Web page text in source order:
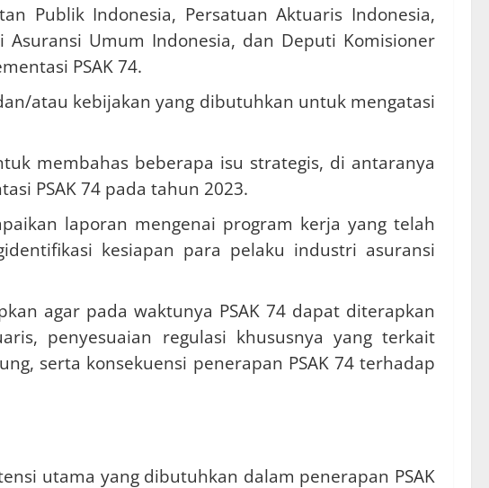
Publik Indonesia, Persatuan Aktuaris Indonesia,
Asuransi Umum Indonesia, dan Deputi Komisioner
PSAK 74.
atau kebijakan yang dibutuhkan untuk mengatasi
membahas beberapa isu strategis, di antaranya
PSAK 74 pada tahun 2023.
laporan mengenai program kerja yang telah
kesiapan para pelaku industri asuransi
agar pada waktunya PSAK 74 dapat diterapkan
penyesuaian regulasi khususnya yang terkait
serta konsekuensi penerapan PSAK 74 terhadap
utama yang dibutuhkan dalam penerapan PSAK